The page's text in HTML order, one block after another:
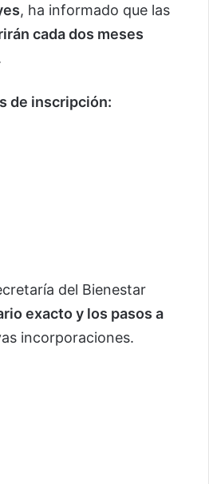
, ha informado que las
cada dos meses
de inscripción:
del Bienestar
exacto y los pasos a
incorporaciones.